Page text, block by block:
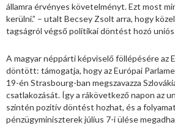
államra érvényes követelményt. Ezt most
kerülni.” – utalt Becsey Zsolt arra, hogy
tagságról végső politikai döntést hozó
A magyar néppárti képviselő föllépésére az
döntött: támogatja, hogy az Európai
19-én Strasbourg-ban megszavazza
csatlakozását. Így a rákövetkező napon az
szintén pozitív döntést hozhat, és a
pénzügyminiszterek július 7-i ülése